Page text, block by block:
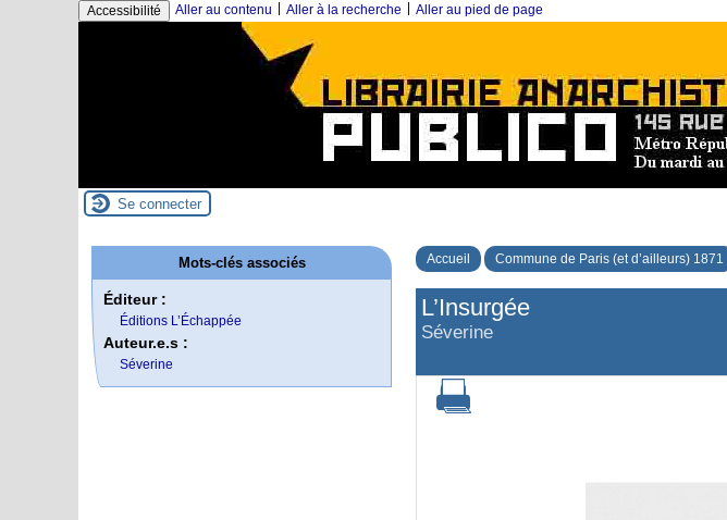
Accessibilité Aller au contenu Aller à la recherche Aller au pied de page
Se connecter
Accueil Commune de Paris (et d’ailleurs) 1871
L’Insurgée
Séverine
Mots-clés associés
Éditeur :
Éditions L’Échappée
Auteur.e.s :
Séverine